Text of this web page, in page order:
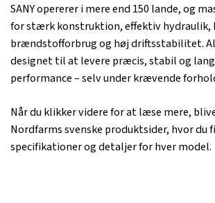
SANY opererer i mere end 150 lande, og
for stærk konstruktion, effektiv hydraulik,
brændstofforbrug og høj driftsstabilitet.
designet til at levere præcis, stabil og
performance – selv under krævende
Når du klikker videre for at læse mere,
Nordfarms svenske produktsider, hvor
specifikationer og detaljer for hver model.